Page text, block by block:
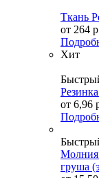
Ткань
от 264
Хит
от 6,96
Молния
груша